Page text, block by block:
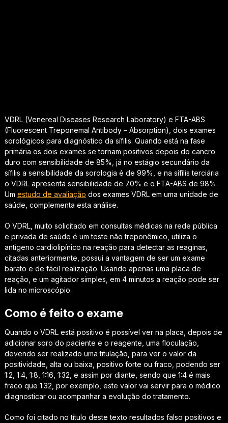
VDRL (Venereal Diseases Research Laboratory) e FTA-ABS
(Fluorescent Treponemal Antibody – Absorption), dois exames
sorológicos para diagnóstico da sífilis. Quando está na fase
primária os dois exames se tornam positivos depois do cancro
duro com sensibilidade de 85%, já no estágio secundário da
sífilis a sensibilidade da sorologia é de 99%, e na sífilis terciária
o VDRL apresenta sensibilidade de 70% e o FTA-ABS de 98%.
Um estudo de avaliação dos exames VDRL em uma unidade de
saúde, complementa esta análise.
O VDRL, muito solicitado em consultas médicas na rede pública
e privada de saúde é um teste não treponêmico, utiliza o
antígeno cardiolipínico na reação para detectar as reaginas,
citadas anteriormente, possui a vantagem de ser um exame
barato e de fácil realização. Usando apenas uma placa de
reação, e um agitador simples, em 4 minutos a reação pode ser
lida no microscópio.
Como é feito o exame
Quando o VDRL está positivo é possível ver na placa, depois de
adicionar soro do paciente e o reagente, uma floculação,
devendo ser realizado uma titulação, para ver o valor da
positividade, alta ou baixa, positivo forte ou fraco, podendo ser
1:2, 1:4, 1:8, 1:16, 1:32, e assim por diante, sendo que 1:4 é mais
fraco que 1:32, por exemplo, este valor vai servir para o médico
diagnosticar ou acompanhar a evolução do tratamento.
Como foi citado no título deste texto resultados falso positivos e